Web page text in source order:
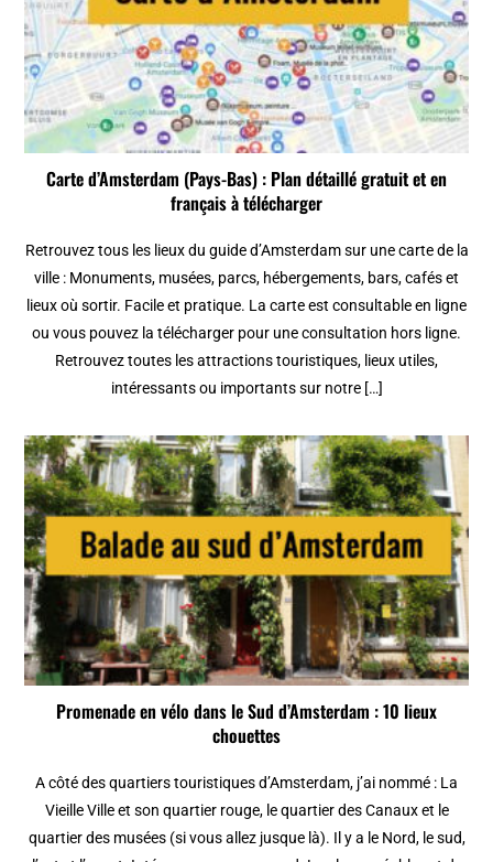
Carte d’Amsterdam (Pays-Bas) : Plan détaillé gratuit et en
français à télécharger
Retrouvez tous les lieux du guide d’Amsterdam sur une carte de la
ville : Monuments, musées, parcs, hébergements, bars, cafés et
lieux où sortir. Facile et pratique. La carte est consultable en ligne
ou vous pouvez la télécharger pour une consultation hors ligne.
Retrouvez toutes les attractions touristiques, lieux utiles,
intéressants ou importants sur notre […]
Promenade en vélo dans le Sud d’Amsterdam : 10 lieux
chouettes
A côté des quartiers touristiques d’Amsterdam, j’ai nommé : La
Vieille Ville et son quartier rouge, le quartier des Canaux et le
quartier des musées (si vous allez jusque là). Il y a le Nord, le sud,